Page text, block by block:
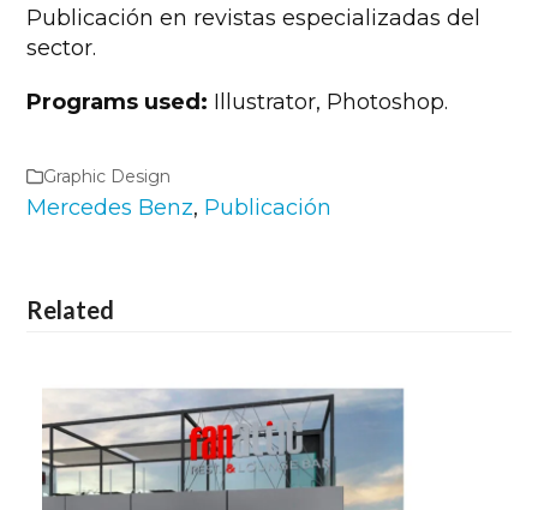
Publicación en revistas especializadas del
sector.
Programs used: Illustrator, Photoshop.
Graphic Design
Mercedes Benz, Publicación
Related